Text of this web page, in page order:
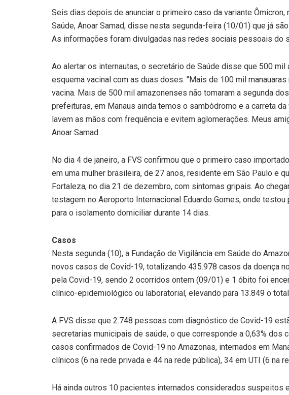
Seis dias depois de anunciar o primeiro caso da variante
Saúde, Anoar Samad, disse nesta segunda-feira (10/01) que já
As informações foram divulgadas nas redes sociais pessoais do
Ao alertar os internautas, o secretário de Saúde disse que 500
esquema vacinal com as duas doses. “Mais de 100 mil
vacina. Mais de 500 mil amazonenses não tomaram a segunda
prefeituras, em Manaus ainda temos o sambódromo e a carreta
lavem as mãos com frequência e evitem aglomerações. Meus
Anoar Samad.
No dia 4 de janeiro, a FVS confirmou que o primeiro caso
em uma mulher brasileira, de 27 anos, residente em São Paulo e
Fortaleza, no dia 21 de dezembro, com sintomas gripais. Ao
testagem no Aeroporto Internacional Eduardo Gomes, onde
para o isolamento domiciliar durante 14 dias.
Casos
Nesta segunda (10), a Fundação de Vigilância em Saúde do
novos casos de Covid-19, totalizando 435.978 casos da doença
pela Covid-19, sendo 2 ocorridos ontem (09/01) e 1 óbito foi
clínico-epidemiológico ou laboratorial, elevando para 13.849 o
A FVS disse que 2.748 pessoas com diagnóstico de Covid-19
secretarias municipais de saúde, o que corresponde a 0,63% dos
casos confirmados de Covid-19 no Amazonas, internados em
clínicos (6 na rede privada e 44 na rede pública), 34 em UTI (6 na
Há ainda outros 10 pacientes internados considerados suspeitos